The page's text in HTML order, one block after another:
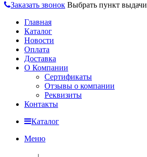
Заказать звонок Выбрать пункт выдачи
Главная
Каталог
Новости
Оплата
Доставка
О Компании
Сертификаты
Отзывы о компании
Реквизиты
Контакты
Каталог
Меню